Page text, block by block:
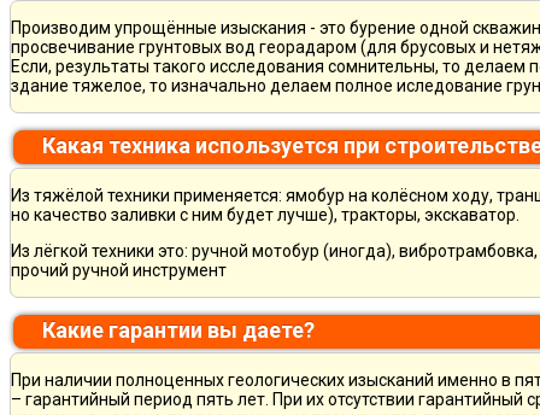
Производим упрощённые изыскания - это бурение одной
просвечивание грунтовых вод георадаром (для брусовых и
Если, результаты такого исследования сомнительны, то
здание тяжелое, то изначально делаем полное иследование
Какая техника используется при
Из тяжёлой техники применяется: ямобур на колёсном ходу,
но качество заливки с ним будет лучше), тракторы, экскаватор.
Из лёгкой техники это: ручной мотобур (иногда),
прочий ручной инструмент
Какие гарантии вы даете?
При наличии полноценных геологических изысканий именно в
– гарантийный период пять лет. При их отсутствии гарантийный